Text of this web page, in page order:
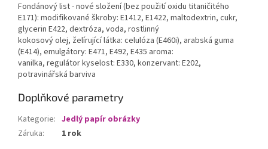
Fondánový list - nové složení (bez použití oxidu titaničitého
E171): modifikované škroby: E1412, E1422, maltodextrin, cukr,
glycerin E422, dextróza, voda, rostlinný
kokosový olej, želírující látka: celulóza (E460i), arabská guma
(E414), emulgátory: E471, E492, E435 aroma:
vanilka, regulátor kyselost: E330, konzervant: E202,
potravinářská barviva
Doplňkové parametry
Kategorie: Jedlý papír obrázky
Záruka: 1 rok